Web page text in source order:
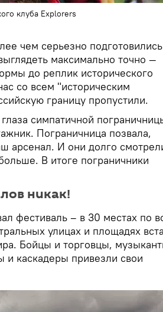
клуба Explorers
чем серьезно подготовились
максимально точно —
до реплик исторического
со всем "историческим
границу пропустили.
симпатичной
Пограничница позвала,
арсенал. И они долго
В итоге пограничники
никак!
фестиваль – в 30 местах по
улицах и площадях
Бойцы и торговцы,
каскадеры привезли свои